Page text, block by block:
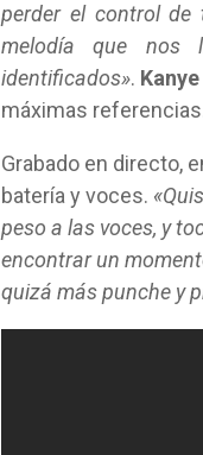
perder el control
melodía que nos
identificados».
máximas
Grabado en directo,
batería y voces.
peso a las voces, y
encontrar un
quizá más punche y